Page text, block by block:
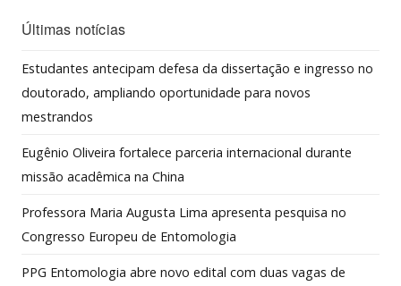
Últimas notícias
Estudantes antecipam defesa da dissertação e ingresso no
doutorado, ampliando oportunidade para novos
mestrandos
Eugênio Oliveira fortalece parceria internacional durante
missão acadêmica na China
Professora Maria Augusta Lima apresenta pesquisa no
Congresso Europeu de Entomologia
PPG Entomologia abre novo edital com duas vagas de